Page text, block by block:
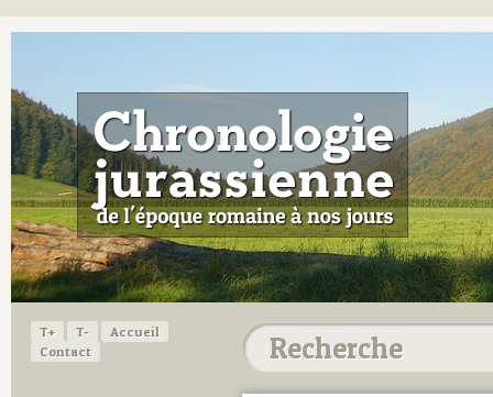
T+ T-
Accueil
Contact